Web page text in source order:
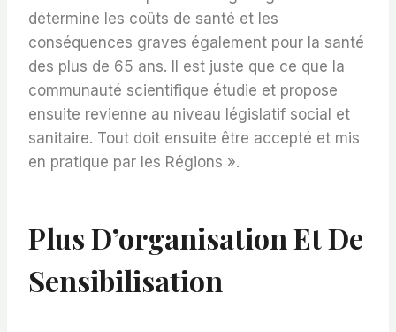
détermine les coûts de santé et les
conséquences graves également pour la santé
des plus de 65 ans. Il est juste que ce que la
communauté scientifique étudie et propose
ensuite revienne au niveau législatif social et
sanitaire. Tout doit ensuite être accepté et mis
en pratique par les Régions ».
Plus D’organisation Et De
Sensibilisation